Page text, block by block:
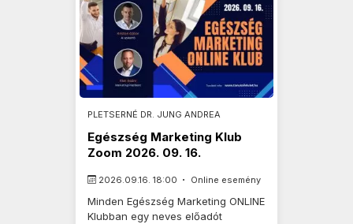
PLETSERNÉ DR. JUNG ANDREA
Egészség Marketing Klub
Zoom 2026. 09. 16.
2026.09.16. 18:00 Online esemény
Minden Egészség Marketing ONLINE
Klubban egy neves előadót